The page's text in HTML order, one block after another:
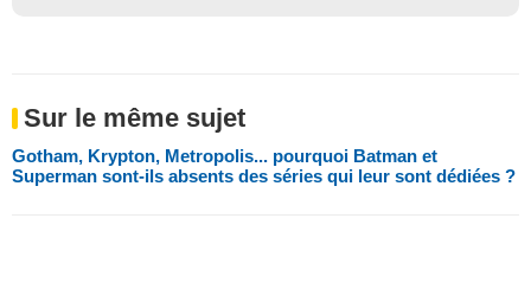
Sur le même sujet
Gotham, Krypton, Metropolis... pourquoi Batman et
Superman sont-ils absents des séries qui leur sont dédiées ?